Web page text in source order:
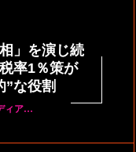
」を演じ続
率1％策が
”な役割
ィア…